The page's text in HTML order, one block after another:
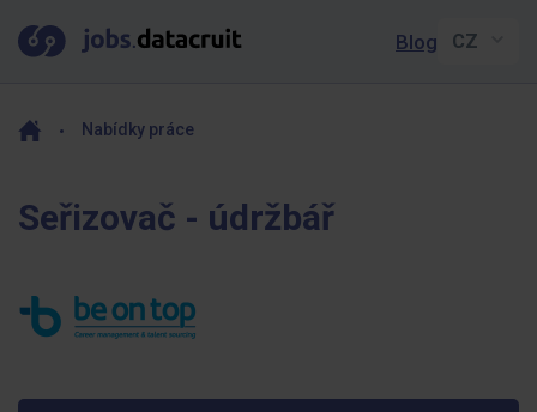
Blog
Nabídky práce
Seřizovač - údržbář